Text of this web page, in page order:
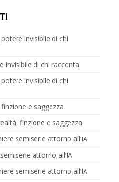
potere invisibile di chi
invisibile di chi racconta
potere invisibile di chi
finzione e saggezza
finzione e saggezza
semiserie attorno all’IA
attorno all’IA
semiserie attorno all’IA